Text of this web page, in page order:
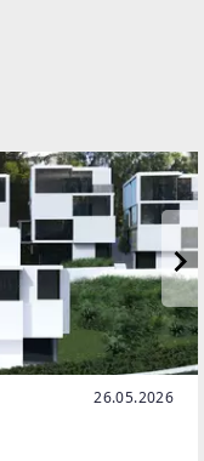
26.05.2026